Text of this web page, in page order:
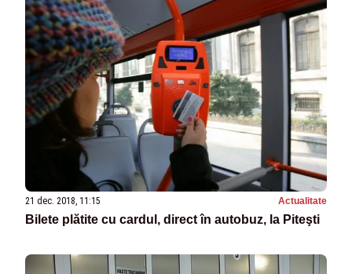
21 dec. 2018, 11:15 Actualitate
Bilete plătite cu cardul, direct în autobuz, la Piteşti